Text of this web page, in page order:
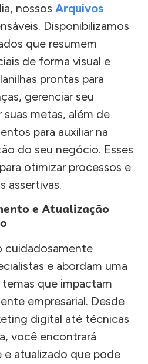
nossos Arquivos
Disponibilizamos
que resumem
de forma visual e
prontas para
gerenciar seu
metas, além de
para auxiliar na
do seu negócio. Esses
otimizar processos e
assertivas.
e Atualização
cuidadosamente
e abordam uma
que impactam
empresarial. Desde
digital até técnicas
você encontrará
atualizado que pode